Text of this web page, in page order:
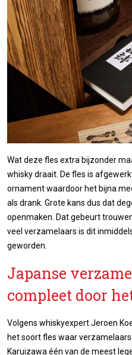
Wat deze fles extra bijzonder
whisky draait. De fles is
ornament waardoor het bijna
als drank. Grote kans dus dat
openmaken. Dat gebeurt
veel verzamelaars is dit
geworden.
Japanse
compleet door
Volgens whiskyexpert Jeroen
het soort fles waar
Karuizawa één van de meest